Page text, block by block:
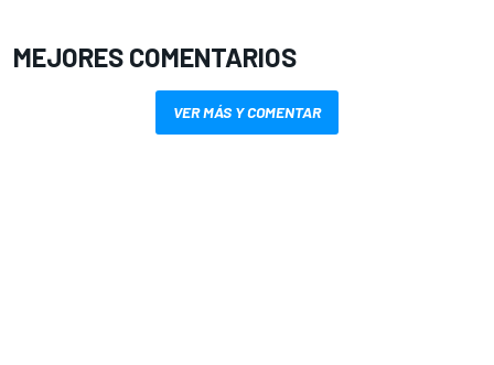
MEJORES COMENTARIOS
VER MÁS Y COMENTAR